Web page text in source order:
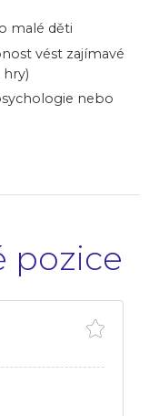
malé děti
vést zajímavé
nebo
pozice